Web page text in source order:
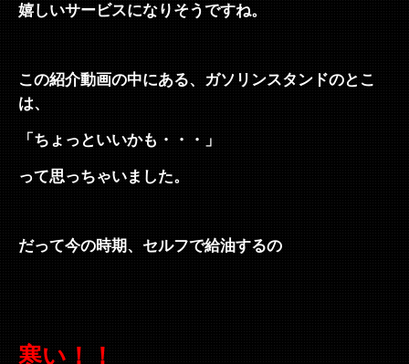
嬉しいサービスになりそうですね。
この紹介動画の中にある、ガソリンスタンドのとこ
は、
「ちょっといいかも・・・」
って思っちゃいました。
だって今の時期、セルフで給油するの
寒い！！